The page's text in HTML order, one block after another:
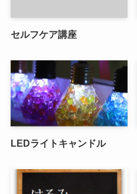
セルフケア講座
LEDライトキャンドル